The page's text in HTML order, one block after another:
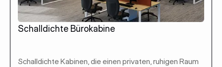
Schalldichte Bürokabine
Schalldichte Kabinen, die einen privaten, ruhigen Raum